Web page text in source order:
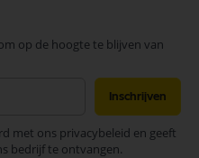
op de hoogte te blijven van
Inschrijven
met ons privacybeleid en geeft
bedrijf te ontvangen.